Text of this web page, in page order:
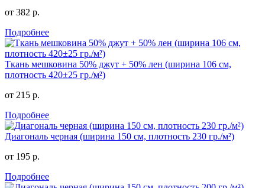
от 382 р.
Подробнее
Ткань мешковина 50% джут + 50% лен (ширина 106 см,
плотность 420±25 гр./м²)
от 215 р.
Подробнее
Диагональ черная (ширина 150 см, плотность 230 гр./м²)
от 195 р.
Подробнее